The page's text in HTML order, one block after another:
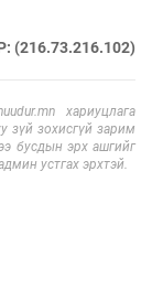
(216.73.216.102)
хариуцлага
зүй зохисгүй зарим
бусдын эрх ашгийг
устгах эрхтэй.